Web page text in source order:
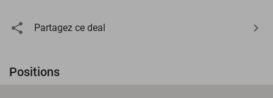
Partagez ce deal
Positions